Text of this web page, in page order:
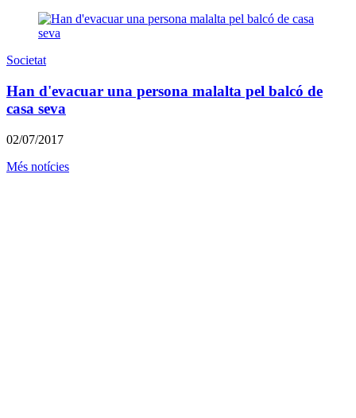
Societat
Han d'evacuar una persona malalta pel balcó de
casa seva
02/07/2017
Més notícies